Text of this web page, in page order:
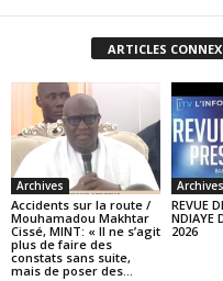
ARTICLES
Archives
Accidents sur la route /
Mouhamadou Makhtar
Cissé, MINT: « Il ne s’agit
plus de faire des
constats sans suite,
mais de poser des...
Archives
REVUE
NDIAYE
2026